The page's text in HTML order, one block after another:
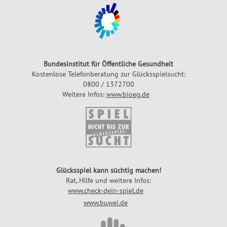
l
ü
c
k
s
z
a
h
e
n
G
l
a
Bundesinstitut für Öffentliche Gesundheit
Kostenlose Telefonberatung zur Glücksspielsucht:
0800 / 1372700
Weitere Infos: www.bioeg.de
Glücksspiel kann süchtig machen!
Rat, Hilfe und weitere Infos:
www.check-dein-spiel.de
www.buwei.de